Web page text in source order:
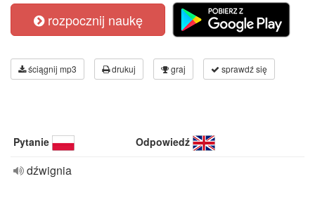
rozpocznij naukę
ściągnij mp3 drukuj graj sprawdź się
Pytanie Odpowiedź
dźwignia